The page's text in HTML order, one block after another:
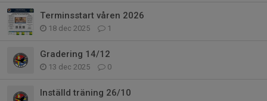
Terminsstart våren 2026
18 dec 2025 1
Gradering 14/12
13 dec 2025 0
Inställd träning 26/10